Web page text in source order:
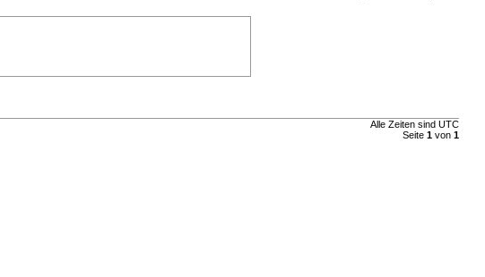
Alle Zeiten sind UTC
Seite 1von 1